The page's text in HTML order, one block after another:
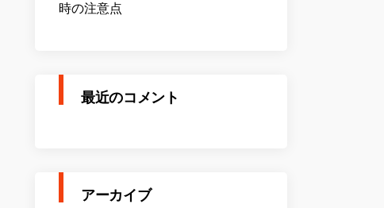
時の注意点
最近のコメント
アーカイブ